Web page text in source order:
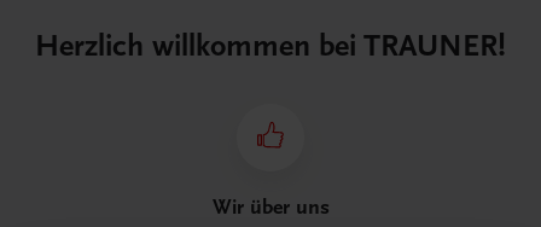
Herzlich willkommen bei TRAUNER!
Wir über uns